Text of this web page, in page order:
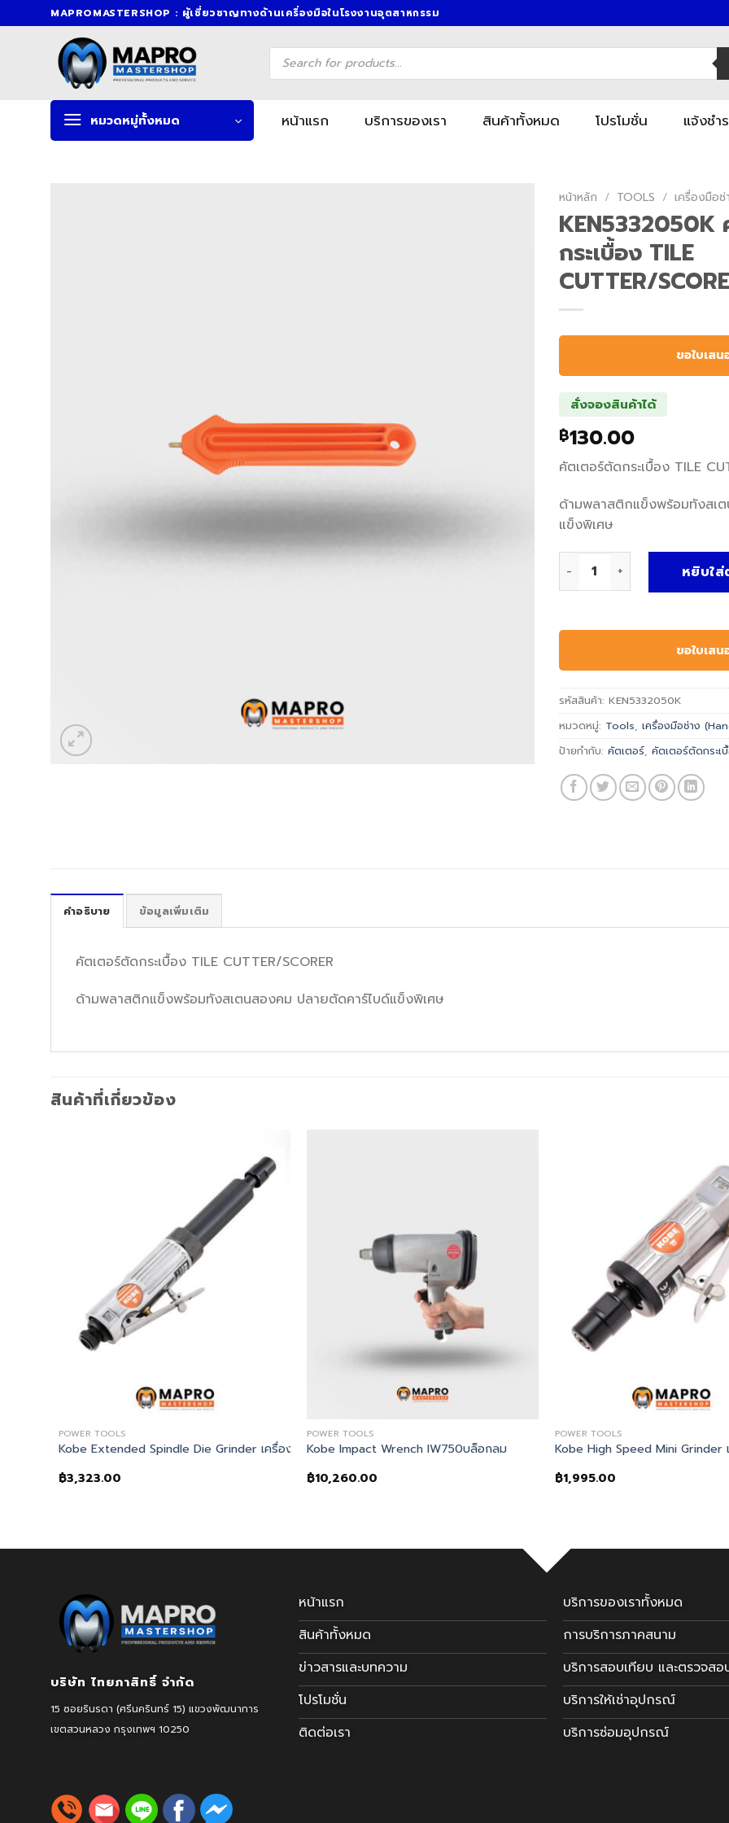
to
MAPROMASTERSHOP : ผู้เชี่ยวชาญทางด้านเครื่องมือในโรงงานอุตสาหกรรม
Products
search
หมวดหมู่ทั้งหมด หน้าแรก บริการของเรา สินค้าทั้งหมด โปรโมชั่น แจ้งชำ
หน้าหลัก / TOOLS / เครื่องมือ
KEN5332050K
กระเบื้อง TILE
CUTTER/
ขอใบเสน
สั่งจองสินค้าได้
฿130.00
คัตเตอร์ตัดกระเบื้อง TILE
ด้ามพลาสติกแข็งพร้อมทังสเ
แข็งพิเศษ
หยิบใส่
ขอใบเสน
รหัสสินค้า: KEN5332050K
หมวดหมู่: Tools, เครื่องมือช่าง
ป้ายกำกับ: คัตเตอร์, คัตเตอร์ตัดกระเ
คำอธิบาย ข้อมูลเพิ่มเติม
คัตเตอร์ตัดกระเบื้อง TILE CUTTER/SCORER
ด้ามพลาสติกแข็งพร้อมทังสเตนสองคม ปลายตัดคาร์ไบด์แข็งพิเศษ
สินค้าที่เกี่ยวข้อง
POWER TOOLS
Kobe Extended Spindle Die Grinder เครื่องเจียรลมแบบคอยาว
฿3,323.00
POWER TOOLS
Kobe Impact Wrench IW750บล็อกลม
฿10,260.00
POWER TOOLS
Kobe High Speed Mini Grinder
฿1,995.00
บริษัท ไทยภาสิทธิ์ จำกัด
15 ซอยรินรดา (ศรีนครินทร์ 15) แขวงพัฒนาการ
เขตสวนหลวง กรุงเทพฯ 10250
หน้าแรก
สินค้าทั้งหมด
ข่าวสารและบทความ
โปรโมชั่น
ติดต่อเรา
บริการของเราทั้งหมด
การบริการภาคสนาม
บริการสอบเทียบ และตรวจสอ
บริการให้เช่าอุปกรณ์
บริการซ่อมอุปกรณ์